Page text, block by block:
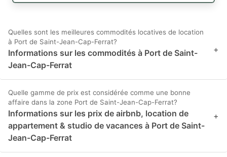
Quelles sont les meilleures commodités locatives de location
à Port de Saint-Jean-Cap-Ferrat?
Informations sur les commodités à Port de Saint-
Jean-Cap-Ferrat
+
Quelle gamme de prix est considérée comme une bonne
affaire dans la zone Port de Saint-Jean-Cap-Ferrat?
Informations sur les prix de airbnb, location de
appartement & studio de vacances à Port de Saint-
Jean-Cap-Ferrat
+